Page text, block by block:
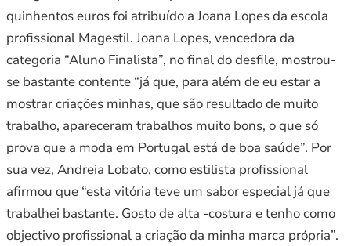
quinhentos euros foi atribuído a Joana Lopes da escola
profissional Magestil. Joana Lopes, vencedora da
categoria “Aluno Finalista”, no final do desfile, mostrou-
se bastante contente “já que, para além de eu estar a
mostrar criações minhas, que são resultado de muito
trabalho, apareceram trabalhos muito bons, o que só
prova que a moda em Portugal está de boa saúde”. Por
sua vez, Andreia Lobato, como estilista profissional
afirmou que “esta vitória teve um sabor especial já que
trabalhei bastante. Gosto de alta -costura e tenho como
objectivo profissional a criação da minha marca própria”.